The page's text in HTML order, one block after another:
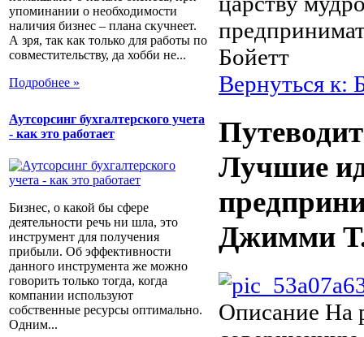
упоминании о необходимости
наличия бизнес – плана скучнеет.
А зря, так как только для работы по
совместительству, да хобби не...
Подробнее »
Аутсорсинг бухгалтерского учета
- как это работает
Бизнес, о какой бы сфере
деятельности речь ни шла, это
инструмент для получения
прибыли. Об эффективности
данного инструмента же можно
говорить только тогда, когда
компании используют
собственные ресурсы оптимально.
Одним...
Бойетт
Вернуться к:
Лучшие
Джимми
Описание На